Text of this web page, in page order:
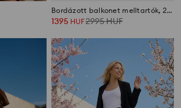
Bordázott balkonet melltartók, 2 db-os csomag
1395 HUF2995HUF